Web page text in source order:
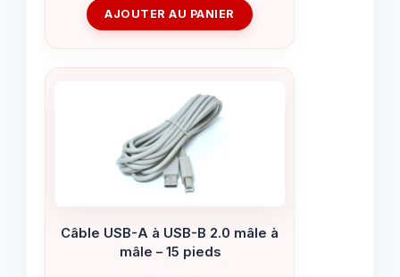
AJOUTER AU PANIER
Câble USB-A à USB-B 2.0 mâle à
mâle – 15 pieds